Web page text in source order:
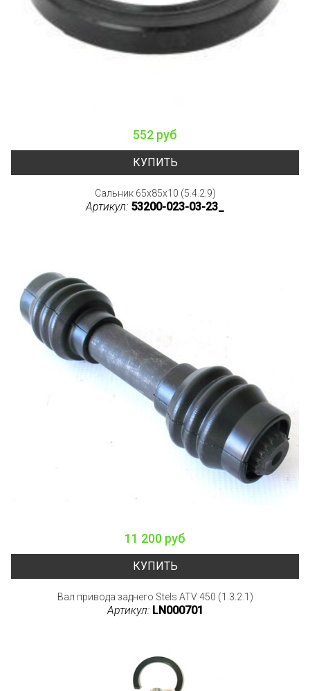
552 руб
КУПИТЬ
Сальник 65x85x10 (5.4.2.9)
Артикул: 53200-023-03-23_
11 200 руб
КУПИТЬ
Вал привода заднего Stels ATV 450 (1.3.2.1)
Артикул: LN000701